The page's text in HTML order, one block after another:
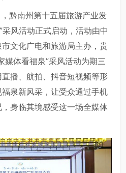
黔南州第十五届旅游产业发
采风活动正式启动，活动由中
文化广电和旅游局主办，贵
媒体看福泉”采风活动为期三
播、航拍、抖音短视频等形
泉新风采，让受众通过手机
身临其境感受这一场全媒体